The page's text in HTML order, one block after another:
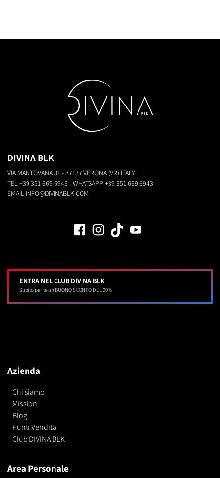
DIVINA BLK
VIA MANTOVANA 81 - 37137 VERONA (VR) ITALY
TEL +39 351 669 6943 - WHATSAPP +39 351 669 6943
EMAIL INFO@DIVINABLK.COM
ENTRA NEL CLUB DIVINA BLK
Subito per te un BUONO SCONTO DEL 20%
Azienda
Chi siamo
Mission
Blog
Punti Vendita
Club DIVINA BLK
Area Personale